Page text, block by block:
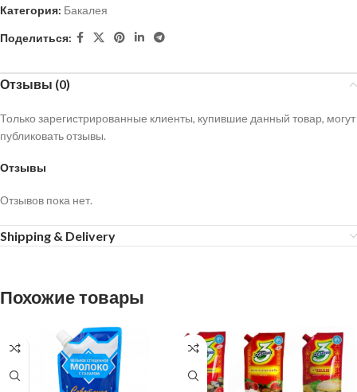
Категория: Бакалея
Поделиться:
Отзывы (0)
Отзывы
Отзывов пока нет.
Только зарегистрированные клиенты, купившие данный товар, могут
публиковать отзывы.
Shipping & Delivery
Похожие товары